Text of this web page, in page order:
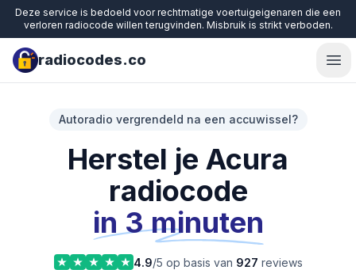
Deze service is bedoeld voor rechtmatige voertuigeigenaren die een
verloren radiocode willen terugvinden. Misbruik is strikt verboden.
radiocodes.co
Autoradio vergrendeld na een accuwissel?
Herstel je Acura
radiocode
in 3 minuten
4.9/5 op basis van 927 reviews